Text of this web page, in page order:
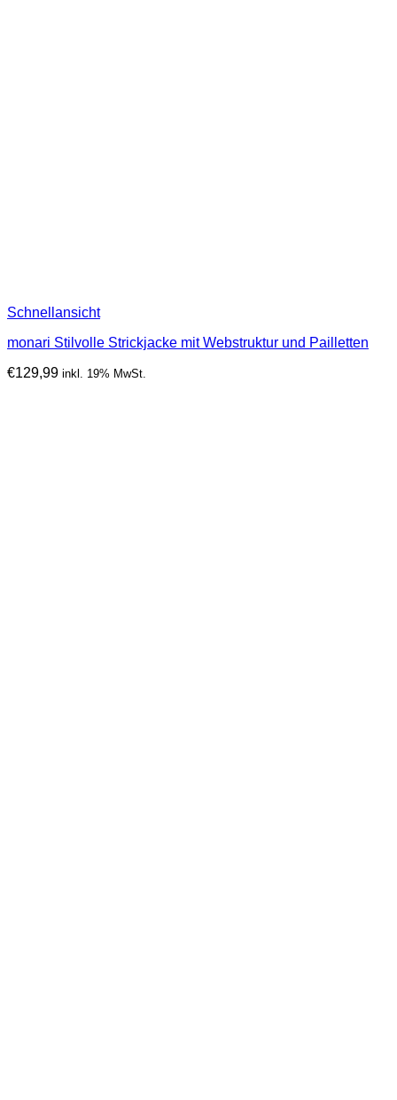
Schnellansicht
monari Stilvolle Strickjacke mit Webstruktur und Pailletten
€129,99 inkl. 19% MwSt.